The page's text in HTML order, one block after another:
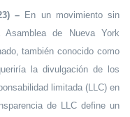
– En un movimiento sin
de Nueva York
también conocido como
la divulgación de los
limitada (LLC) en
de LLC define un